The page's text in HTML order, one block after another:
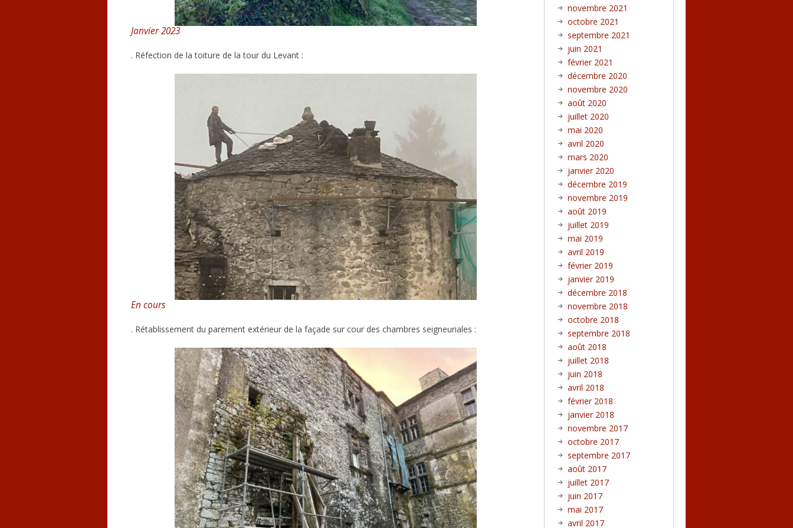
Janvier 2023
. Réfection de la toiture de la tour du Levant :
En cours
. Rétablissement du parement extérieur de la façade sur cour des chambres seigneuriales :
novembre 2021
octobre 2021
septembre 2021
juin 2021
février 2021
décembre 2020
novembre 2020
août 2020
juillet 2020
mai 2020
avril 2020
mars 2020
janvier 2020
décembre 2019
novembre 2019
août 2019
juillet 2019
mai 2019
avril 2019
février 2019
janvier 2019
décembre 2018
novembre 2018
octobre 2018
septembre 2018
août 2018
juillet 2018
juin 2018
avril 2018
février 2018
janvier 2018
novembre 2017
octobre 2017
septembre 2017
août 2017
juillet 2017
juin 2017
mai 2017
avril 2017